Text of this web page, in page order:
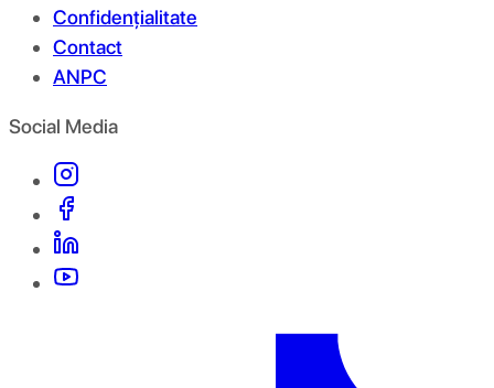
Confidențialitate
Contact
ANPC
Social Media